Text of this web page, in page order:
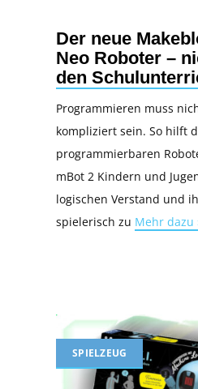
Der neue
Neo Roboter –
den
Programmieren muss
kompliziert sein. So hilft
programmierbaren
mBot 2 Kindern und
logischen Verstand und
spielerisch zu Mehr dazu
SPIELZEUG